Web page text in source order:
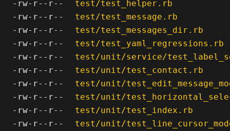
-rw-r--r--
test/test_helper.rb
-rw-r--r--
test/test_message.rb
-rw-r--r--
test/test_messages_dir.rb
-rw-r--r--
test/test_yaml_regressions.rb
-rw-r--r--
test/unit/service/
-rw-r--r--
test/unit/test_contact.rb
-rw-r--r--
test/unit/
-rw-r--r--
test/unit/
-rw-r--r--
test/unit/test_index.rb
-rw-r--r--
test/unit/